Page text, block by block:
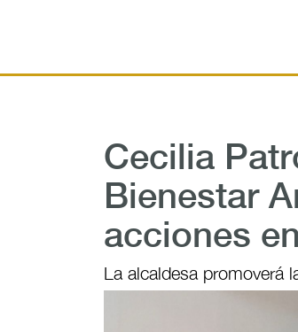
Cecilia
Bienestar
acciones
La alcaldesa promoverá